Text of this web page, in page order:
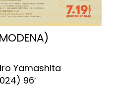
Yamashita
96′